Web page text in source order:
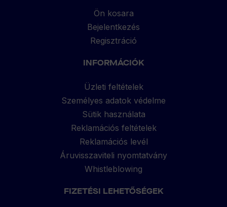
Ön kosara
Bejelentkezés
Regisztráció
INFORMÁCIÓK
Üzleti feltételek
Személyes adatok védelme
Sütik használata
Reklamációs feltételek
Reklamációs levél
Áruvisszaviteli nyomtatvány
Whistleblowing
FIZETÉSI LEHETŐSÉGEK